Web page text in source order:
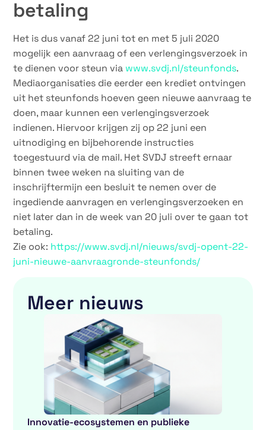
betaling
Het is dus vanaf 22 juni tot en met 5 juli 2020
mogelijk een aanvraag of een verlengingsverzoek in
te dienen voor steun via www.svdj.nl/steunfonds.
Mediaorganisaties die eerder een krediet ontvingen
uit het steunfonds hoeven geen nieuwe aanvraag te
doen, maar kunnen een verlengingsverzoek
indienen. Hiervoor krijgen zij op 22 juni een
uitnodiging en bijbehorende instructies
toegestuurd via de mail. Het SVDJ streeft ernaar
binnen twee weken na sluiting van de
inschrijftermijn een besluit te nemen over de
ingediende aanvragen en verlengingsverzoeken en
niet later dan in de week van 20 juli over te gaan tot
betaling.
Zie ook: https://www.svdj.nl/nieuws/svdj-opent-22-
juni-nieuwe-aanvraagronde-steunfonds/
Meer nieuws
Innovatie-ecosystemen en publieke